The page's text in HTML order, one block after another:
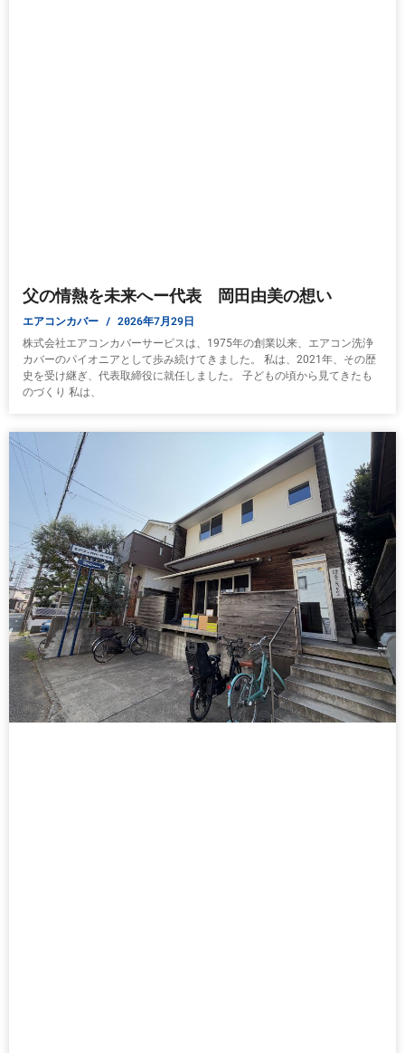
父の情熱を未来へー代表 岡田由美の想い
エアコンカバー 2026年7月29日
株式会社エアコンカバーサービスは、1975年の創業以来、エアコン洗浄
カバーのパイオニアとして歩み続けてきました。 私は、2021年、その歴
史を受け継ぎ、代表取締役に就任しました。 子どもの頃から見てきたも
のづくり 私は、